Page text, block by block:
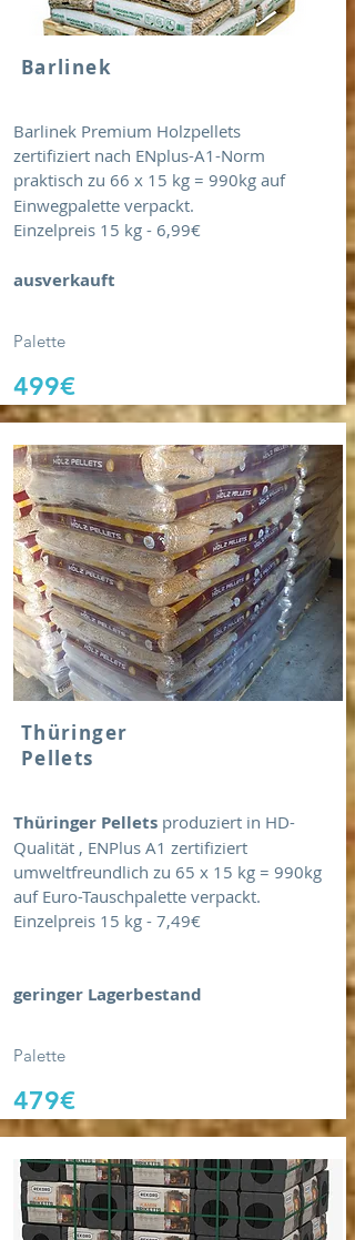
Barlinek
Barlinek Premium Holzpellets
zertifiziert nach ENplus-A1-Norm
praktisch zu 66 x 15 kg = 990kg auf
Einwegpalette verpackt.
Einzelpreis 15 kg - 6,99€
ausverkauft
Palette
499€
Thüringer
Pellets
Thüringer Pellets produziert in HD-
Qualität , ENPlus A1 zertifiziert
umweltfreundlich zu 65 x 15 kg = 990kg
auf Euro-Tauschpalette verpackt.
Einzelpreis 15 kg - 7,49€
geringer Lagerbestand
Palette
479€